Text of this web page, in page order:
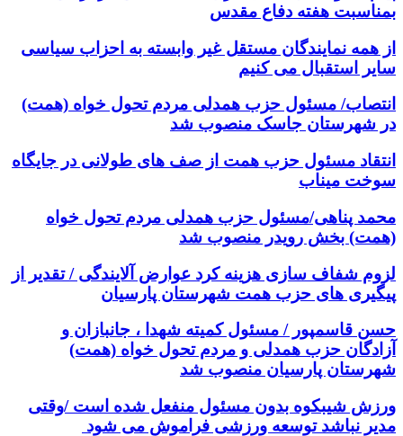
بمناسبت هفته دفاع مقدس
از همه نمایندگان مستقل غیر وابسته به احزاب سیاسی
سایر استقبال می کنیم
انتصاب/ مسئول حزب همدلی مردم تحول خواه (همت)
در شهرستان جاسک منصوب شد
انتقاد مسئول حزب همت از صف های طولانی در جایگاه
سوخت میناب
محمد پناهی/مسئول حزب همدلی مردم تحول خواه
(همت) بخش رویدر منصوب شد
لزوم شفاف سازی هزینه کرد عوارض آلایندگی / تقدیر از
پیگیری های حزب همت شهرستان پارسیان
حسن قاسمپور / مسئول کمیته شهدا ، جانبازان و
آزادگان حزب همدلی و مردم تحول خواه (همت)
شهرستان پارسیان منصوب شد
ورزش شیبکوه بدون مسئول منفعل شده است /وقتی
مدیر نباشد توسعه ورزشی فراموش می شود